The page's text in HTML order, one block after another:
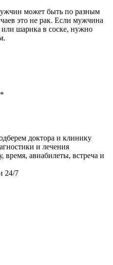
может быть по разным
это не рак. Если мужчина
или шарика в соске, нужно
доктора и клинику
и лечения
время, авиабилеты, встреча и
24/7